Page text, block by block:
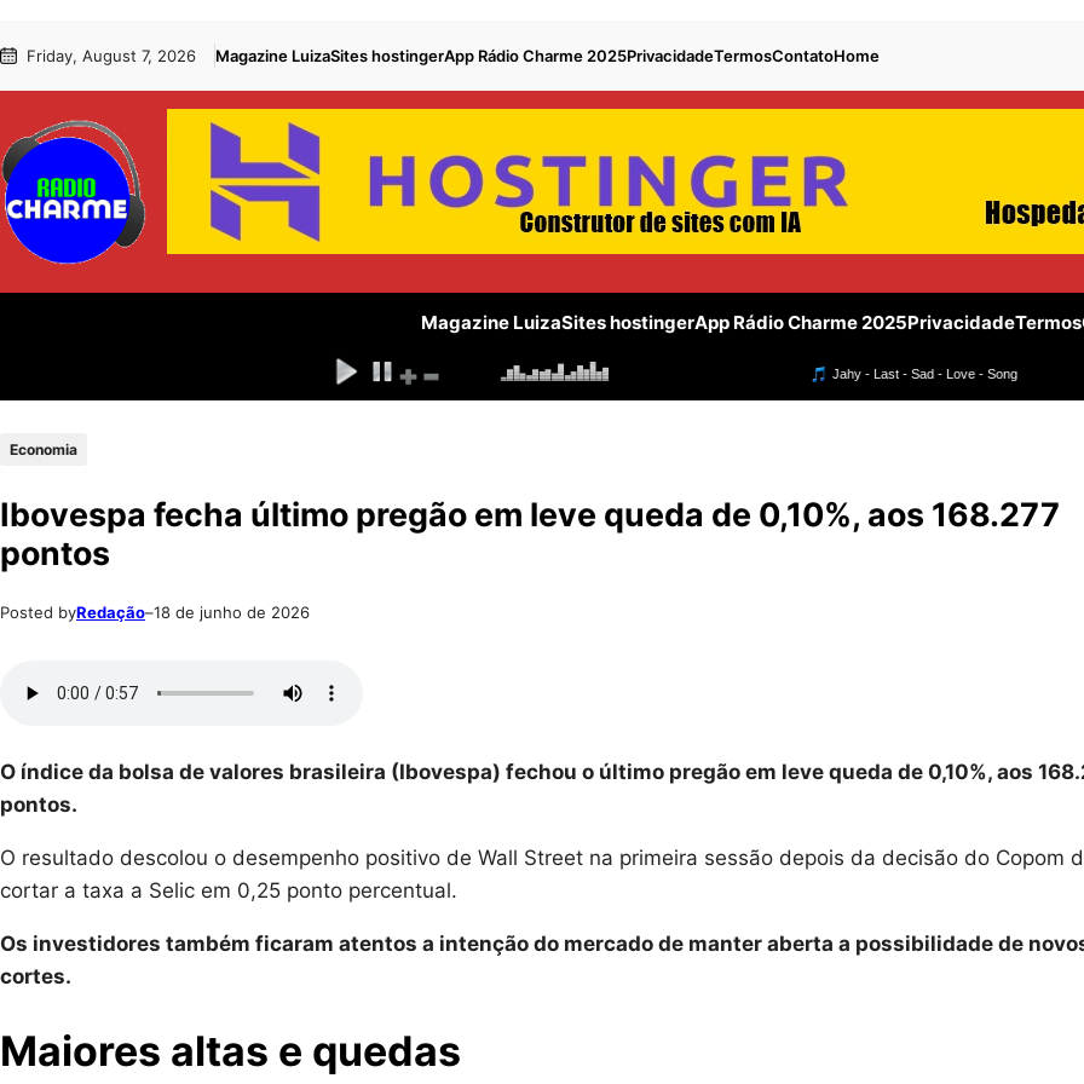
para
conteúdo
to Friday, August 7, 2026 Magazine LuizaSites hostingerApp Rádio Charme 2025PrivacidadeTermosContatoHome
Magazine LuizaSites hostingerApp Rádio Charme 2025PrivacidadeTermos
Economia
Ibovespa fecha último pregão em leve queda de 0,10%, aos 168.277
pontos
Posted byRedação–18 de junho de 2026
O índice da bolsa de valores brasileira (Ibovespa) fechou o último pregão em leve queda de 0,10%, aos
pontos.
O resultado descolou o desempenho positivo de Wall Street na primeira sessão depois da decisão do Copom
cortar a taxa a Selic em 0,25 ponto percentual.
Os investidores também ficaram atentos a intenção do mercado de manter aberta a possibilidade de
cortes.
Maiores altas e quedas